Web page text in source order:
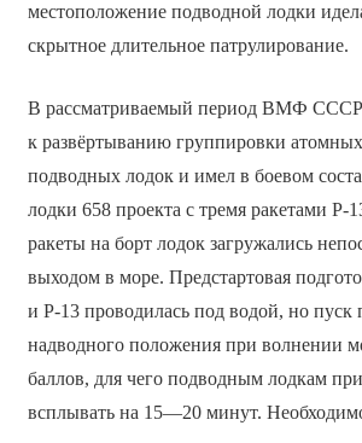
местоположение подводной лодки
скрытное длительное патрулирование.
В рассматриваемый период ВМФ СССР
к развёртыванию группировки
подводных лодок и имел в боевом
лодки 658 проекта с тремя ракетами Р-
ракеты на борт лодок загружались
выходом в море. Предстартовая
и Р-13 проводилась под водой, но пуск
надводного положения при волнении
баллов, для чего подводным лодкам
всплывать на 15—20 минут.